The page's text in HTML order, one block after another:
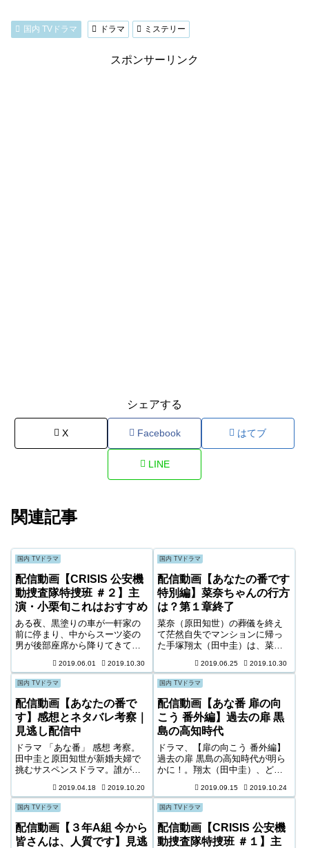
国内 TVドラマ ドラマ ミステリー
スポンサーリンク
シェアする
X Facebook はてブ
LINE
関連記事
国内 TVドラマ
配信動画【CRISIS 公安機
動捜査隊特捜班 ＃２】主
演・小栗旬これはおすすめ
ある夜、黒塗りの車が一軒家の
前に停まり、中からスーツ姿の
男が後部座席から降りてきて家
終を離れたビルの屋上からカメ
ラに収めているひとりのジャー
ナリストがいた。田丸三郎（西
島秀俊）に”国家の危機に関する
こと”で話をしたいので今夜会っ
てほしいと
2019.06.01 2019.10.30
国内 TVドラマ
配信動画【あなたの番です
特別編】菜奈ちゃんの行方
は？第１章終了
菜奈（原田知世）の葬儀を終え
て茫然自失でマンションに帰っ
た手塚翔太（田中圭）は、菜奈
だったことに気づく。そして菜
奈のPCにようやくログインでき
た翔太は、デスクトップに菜奈
の遺した日記を見つけた。日記
には、１年前に菜奈が翔太と出
会った日のことから綴られてい
た。
2019.06.25 2019.10.30
国内 TVドラマ
配信動画【あなたの番で
す】感想とネタバレ考察｜
見逃し配信中
ドラマ 「あな番」 感想 考察。
田中圭と原田知世が新婚夫婦で
挑むサスペンスドラマ。誰が犯
道。管理人さん。山際祐太郎。
タナカマサオ。赤池夫妻。袴田
吉彦。児嶋佳世。浮田啓輔。細
川朝男。河野貴文。手塚菜奈。
浅香航大。内山達夫。
2019.04.18 2019.10.20
国内 TVドラマ
配信動画【あな番 扉の向
こう 番外編】過去の扉 黒
島の高知時代
ドラマ、【扉の向こう 番外編】
過去の扉 黒島の高知時代が明ら
かに！。翔太（田中圭）、どー
七瀬）、南（田中哲司）、榎本
総一（荒木飛羽）。黒島紗和
（西野七瀬）は、幼い頃から両
親に「普通でいい」と言われて
育ってきた・・
2019.09.15 2019.10.24
国内 TVドラマ
配信動画【３年A組 今から
皆さんは、人質です】見逃
国内 TVドラマ
配信動画【CRISIS 公安機
動捜査隊特捜班 ＃１】主